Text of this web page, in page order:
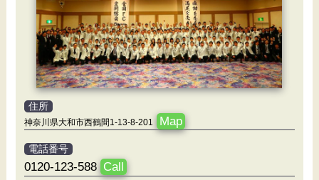
住所
神奈川県大和市西鶴間1-13-8-201 Map
電話番号
0120-123-588 Call